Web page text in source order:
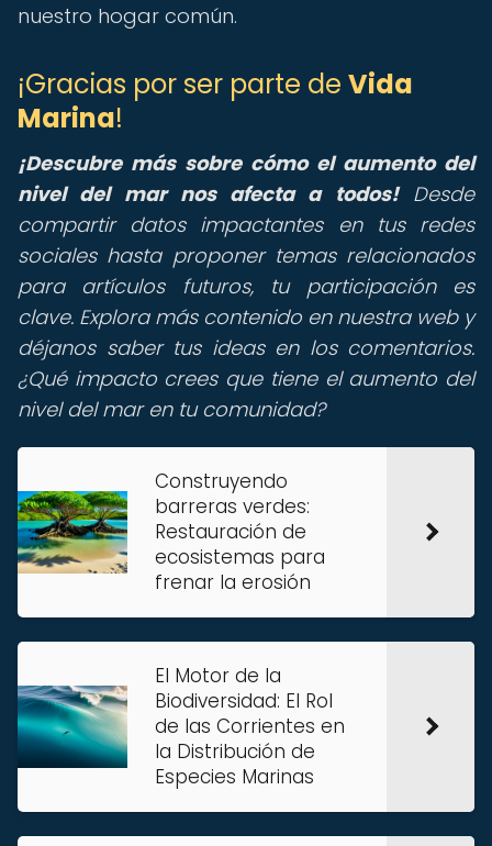
nuestro hogar común.
¡Gracias por ser parte de Vida
Marina!
¡Descubre más sobre cómo el aumento del
nivel del marnos afecta a todos!Desde
compartir datos impactantes en tus redes
sociales hasta proponer temas relacionados
para artículos futuros, tu participación es
clave. Explora más contenido en nuestra web y
déjanos saber tus ideas en los comentarios.
¿Qué impacto crees que tiene el aumento del
nivel del mar en tu comunidad?
Construyendo
barreras verdes:
Restauración de
ecosistemas para
frenar la erosión
El Motor de la
Biodiversidad: El Rol
de las Corrientes en
la Distribución de
Especies Marinas